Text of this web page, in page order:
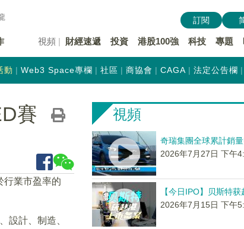
視頻 財經速遞 投資 港股100強 科技 專題
訂閱
動 Web3 Space專欄 社區 商協會 CAGA 法定公告欄
賽
行業市盈率的
設計、制造、
視頻
奇瑞集團全球累計銷
2026年7月27日 下午
【今日IPO】贝斯特
2026年7月15日 下午